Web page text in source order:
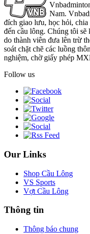
Nam.
đích giao lưu, học hỏi, chia
đến cầu lông. Chúng tôi
do thành viên đưa lên trừ
soát chặt chẽ các luồng
nghiệm, chờ giấy phép
Follow us
Our Links
Shop Cầu Lông
VS Sports
Vợt Cầu Lông
Thông tin
Thông báo chung